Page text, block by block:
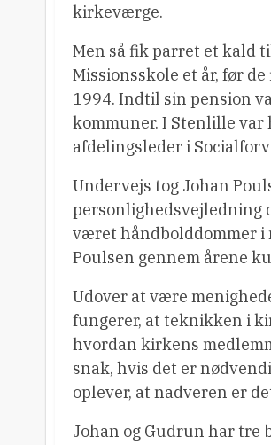
kirkeværge.
Men så fik parret et kald
Missionsskole et år, før
1994. Indtil sin pension
kommuner. I Stenlille
afdelingsleder i
Undervejs tog Johan
personlighedsvejledning
været håndbolddommer i
Poulsen gennem årene
Udover at være
fungerer, at teknikken i
hvordan kirkens
snak, hvis det er
oplever, at nadveren er
Johan og Gudrun har tre